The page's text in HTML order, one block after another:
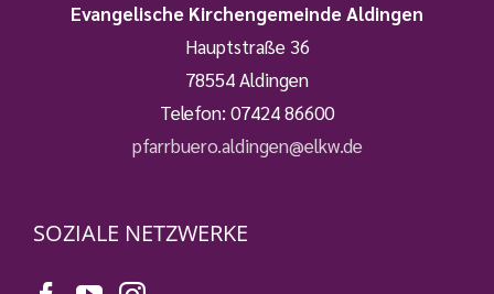
Evangelische Kirchengemeinde Aldingen
Hauptstraße 36
78554 Aldingen
Telefon: 07424 86600
pfarrbuero.aldingen@elkw.de
SOZIALE NETZWERKE